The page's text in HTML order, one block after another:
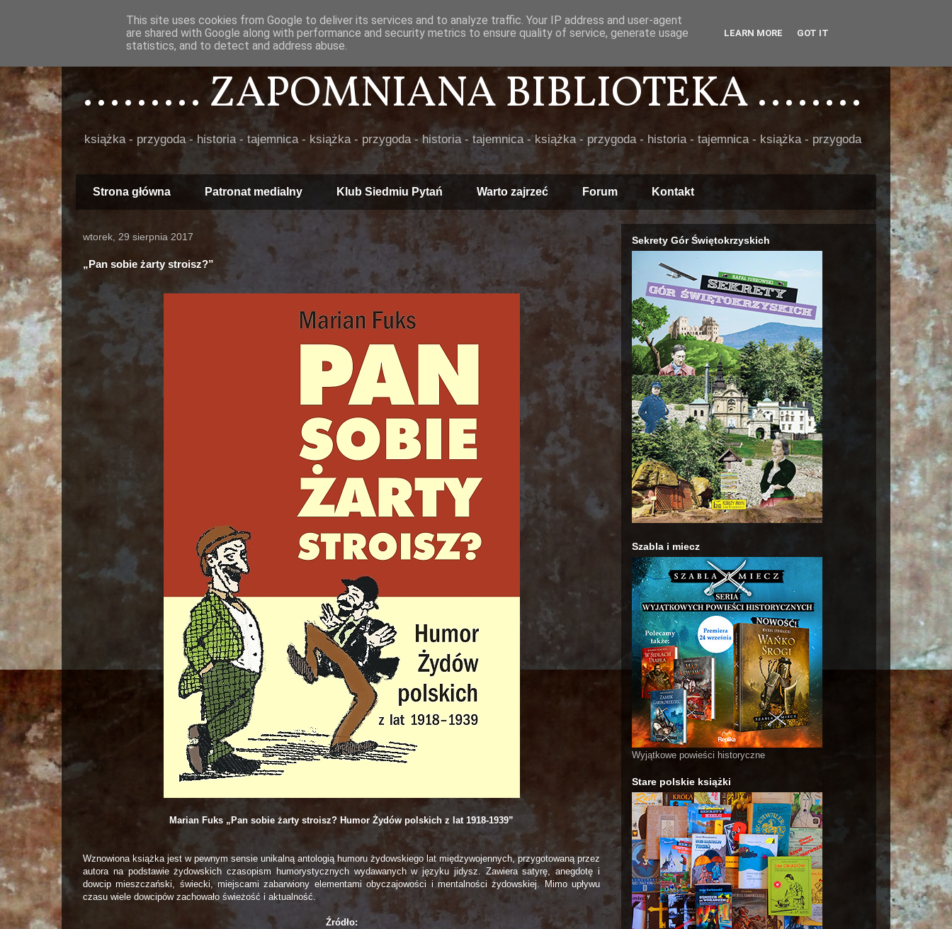
......... ZAPOMNIANA BIBLIOTEKA ........
książka - przygoda - historia - tajemnica - książka - przygoda - historia - tajemnica - książka - przygoda - historia - tajemnica - książka - przygoda
Strona główna Patronat medialny Klub Siedmiu Pytań Warto zajrzeć Forum Kontakt
wtorek, 29 sierpnia 2017
„Pan sobie żarty stroisz?”
Marian Fuks „Pan sobie żarty stroisz? Humor Żydów polskich z lat 1918-1939”
Wznowiona książka jest w pewnym sensie unikalną antologią humoru żydowskiego lat międzywojennych, przygotowaną przez
autora na podstawie żydowskich czasopism humorystycznych wydawanych w języku jidysz. Zawiera satyrę, anegdotę i
dowcip mieszczański, świecki, miejscami zabarwiony elementami obyczajowości i mentalności żydowskiej. Mimo upływu
czasu wiele dowcipów zachowało świeżość i aktualność.
Źródło:
Sekrety Gór Świętokrzyskich
Szabla i miecz
Wyjątkowe powieści historyczne
Stare polskie książki
This site uses cookies from Google to deliver its services and to analyze traffic. Your IP address and user-agent
are shared with Google along with performance and security metrics to ensure quality of service, generate usage
statistics, and to detect and address abuse.
LEARN MORE GOT IT